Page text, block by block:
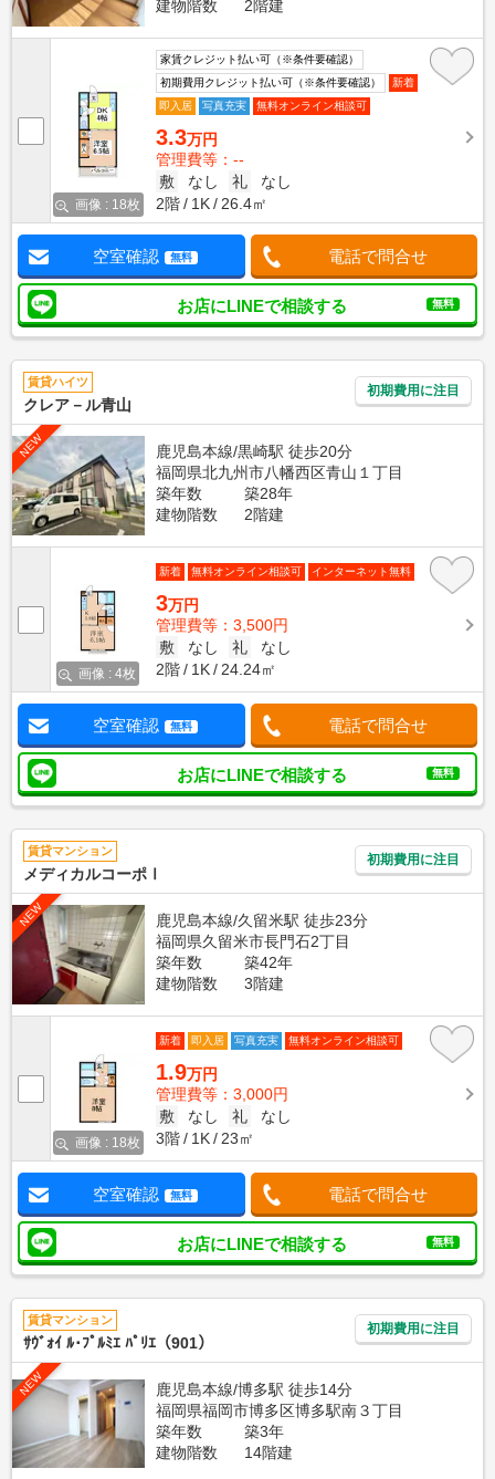
建物階数 2階建
画像 : 18枚
家賃クレジット払い可（※条件要確認）
初期費用クレジット払い可（※条件要確認）
新着
即入居
写真充実 無料オンライン相談可
3.3万円
管理費等：--
敷
なし 礼
なし
2階
1K 26.4㎡
空室確認 無料 電話で問合せ
お店にLINEで相談する 無料
賃貸ハイツ
クレア－ル青山
初期費用に注目
NEW
鹿児島本線/黒崎駅 徒歩20分
福岡県北九州市八幡西区青山１丁目
築年数
築28年
建物階数
2階建
画像 : 4枚
新着 無料オンライン相談可 インターネット無料
3万円
管理費等：3,500円
敷
なし 礼
なし
2階
1K 24.24㎡
空室確認 無料 電話で問合せ
お店にLINEで相談する 無料
賃貸マンション
メディカルコーポⅠ
初期費用に注目
NEW
鹿児島本線/久留米駅 徒歩23分
福岡県久留米市長門石2丁目
築年数
築42年
建物階数
3階建
画像 : 18枚
新着 即入居 写真充実 無料オンライン相談可
1.9万円
管理費等：3,000円
敷
なし 礼
なし
3階
1K 23㎡
空室確認 無料 電話で問合せ
お店にLINEで相談する 無料
賃貸マンション
ｻｳﾞｫｲ ﾙ･ﾌﾟﾙﾐｴ ﾊﾟﾘｴ（901）
初期費用に注目
NEW
鹿児島本線/博多駅 徒歩14分
福岡県福岡市博多区博多駅南３丁目
築年数
築3年
建物階数
14階建